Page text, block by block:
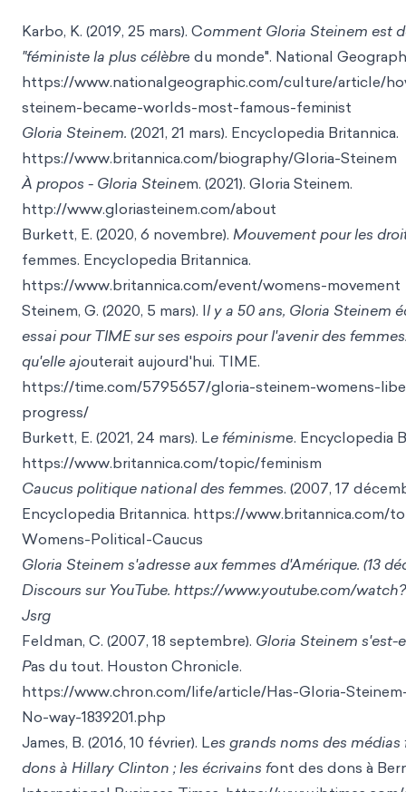
Karbo, K. (2019, 25 mars). Comment Gloria Steinem est
"féministe la plus célèbre du monde". National
https://www.nationalgeographic.com/culture/article/
steinem-became-worlds-most-famous-feminist
Gloria Steinem. (2021, 21 mars). Encyclopedia Britannica.
https://www.britannica.com/biography/Gloria-Steinem
À propos - Gloria Steinem. (2021). Gloria Steinem.
http://www.gloriasteinem.com/about
Burkett, E. (2020, 6 novembre). Mouvement pour les
femmes. Encyclopedia Britannica.
https://www.britannica.com/event/womens-movement
Steinem, G. (2020, 5 mars). Il y a 50 ans, Gloria Steinem
essai pour TIME sur ses espoirs pour l'avenir des
qu'elle ajouterait aujourd'hui. TIME.
https://time.com/5795657/gloria-steinem-womens-
progress/
Burkett, E. (2021, 24 mars). Le féminisme. Encyclopedia
https://www.britannica.com/topic/feminism
Caucus politique national des femmes. (2007, 17
Encyclopedia Britannica. https://www.britannica.com/
Womens-Political-Caucus
Gloria Steinem s'adresse aux femmes d'Amérique. (13
Discours sur YouTube. https://www.youtube.com/
Jsrg
Feldman, C. (2007, 18 septembre). Gloria Steinem s'est-
Pas du tout. Houston Chronicle.
https://www.chron.com/life/article/Has-Gloria-
No-way-1839201.php
James, B. (2016, 10 février). Les grands noms des
dons à Hillary Clinton ; les écrivains font des dons à